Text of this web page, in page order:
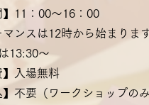
】11：00〜16：00
マンスは12時から始まりま
13:30〜
】入場無料
不要（ワークショップの